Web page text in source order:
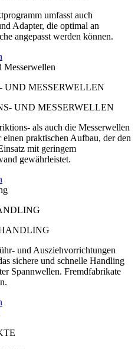
umfasst auch
Adapter, die optimal an
angepasst werden können.
Messerwellen
UND MESSERWELLEN
als auch die Messerwellen
einen praktischen Aufbau, der den
mit geringem
gewährleistet.
und Ausziehvorrichtungen
sichere und schnelle Handling
Spannwellen. Fremdfabrikate